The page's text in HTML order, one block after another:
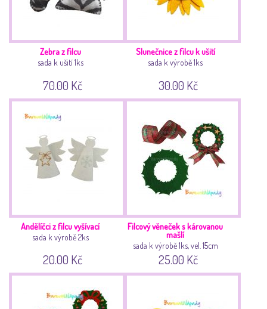
Zebra z filcu
sada k ušití 1ks
70.00 Kč
Slunečnice z filcu k ušití
sada k výrobě 1ks
30.00 Kč
Andělíčci z filcu vyšívací
sada k výrobě 2ks
20.00 Kč
Filcový věneček s károvanou
mašlí
sada k výrobě 1ks, vel. 15cm
25.00 Kč